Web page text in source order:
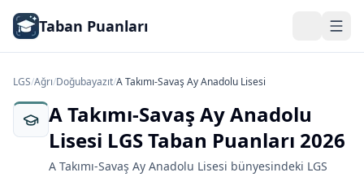
Taban Puanları
LGS/Ağrı/Doğubayazıt/A Takımı-Savaş Ay Anadolu Lisesi
A Takımı-Savaş Ay Anadolu
Lisesi LGS Taban Puanları 2026
A Takımı-Savaş Ay Anadolu Lisesi bünyesindeki LGS